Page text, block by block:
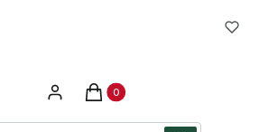
Zaloguj sięProdukty w koszyku: 0.
Koszyk